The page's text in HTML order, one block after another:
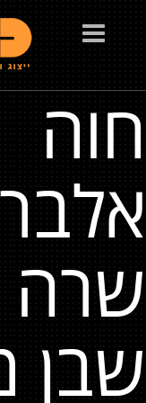
Toggle
navigation
חוה
שרה
שבן